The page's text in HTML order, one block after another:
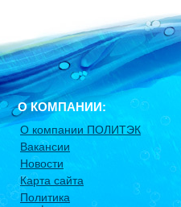
О КОМПАНИИ:
О компании ПОЛИТЭК
Вакансии
Новости
Карта сайта
Политика